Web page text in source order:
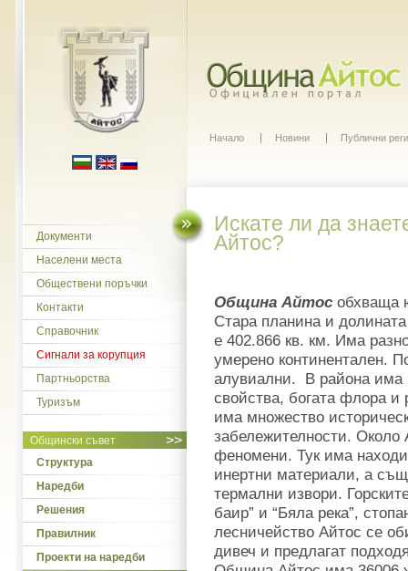
Документи
Населени места
Обществени поръчки
Контакти
Справочник
Сигнали за корупция
Партньорства
Туризъм
>>
Общински съвет
Структура
Наредби
Решения
Правилник
Проекти на наредби
Начало Новини Публични
Искате ли да
Айтос?
Община Айтос обхваща
Стара планина и
е 402.866 кв. км. Има
умерено континентален.
алувиални. В района има
свойства, богата флора
има множество
забележителности.
феномени. Тук има
инертни материали, а
термални извори.
баир” и “Бяла река”,
лесничейство Айтос се
дивеч и предлагат